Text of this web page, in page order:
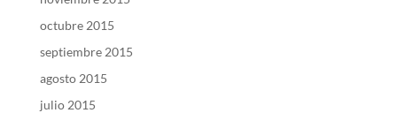
octubre 2015
septiembre 2015
agosto 2015
julio 2015